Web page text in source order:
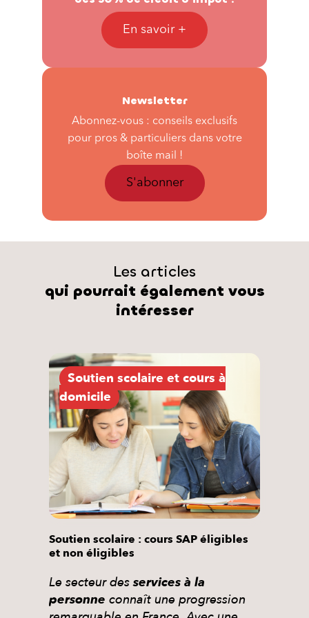
En savoir +
Newsletter
Abonnez-vous : conseils exclusifs
pour pros & particuliers dans votre
boîte mail !
S'abonner
Les articles
qui pourrait également vous
intéresser
Soutien scolaire et cours à
domicile
Soutien scolaire : cours SAP éligibles
et non éligibles
Le secteur desservices à la
personne connaît une progression